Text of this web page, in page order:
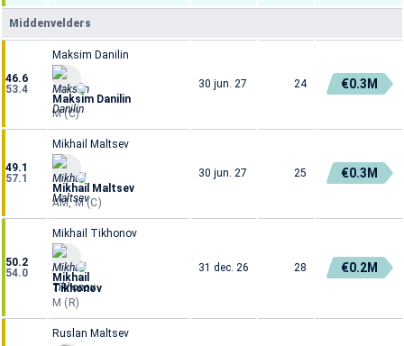
Middenvelders
46.6
53.4
Maksim Danilin
Maksim Danilin
M (C)
30 jun. 27 24 €0.3M
49.1
57.1
Mikhail Maltsev
Mikhail Maltsev
AM, M (C)
30 jun. 27 25 €0.3M
50.2
54.0
Mikhail Tikhonov
Mikhail
Tikhonov
M (R)
31 dec. 26 28 €0.2M
Ruslan Maltsev